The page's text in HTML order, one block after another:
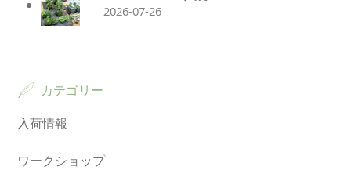
2026-07-26
カテゴリー
入荷情報
ワークショップ